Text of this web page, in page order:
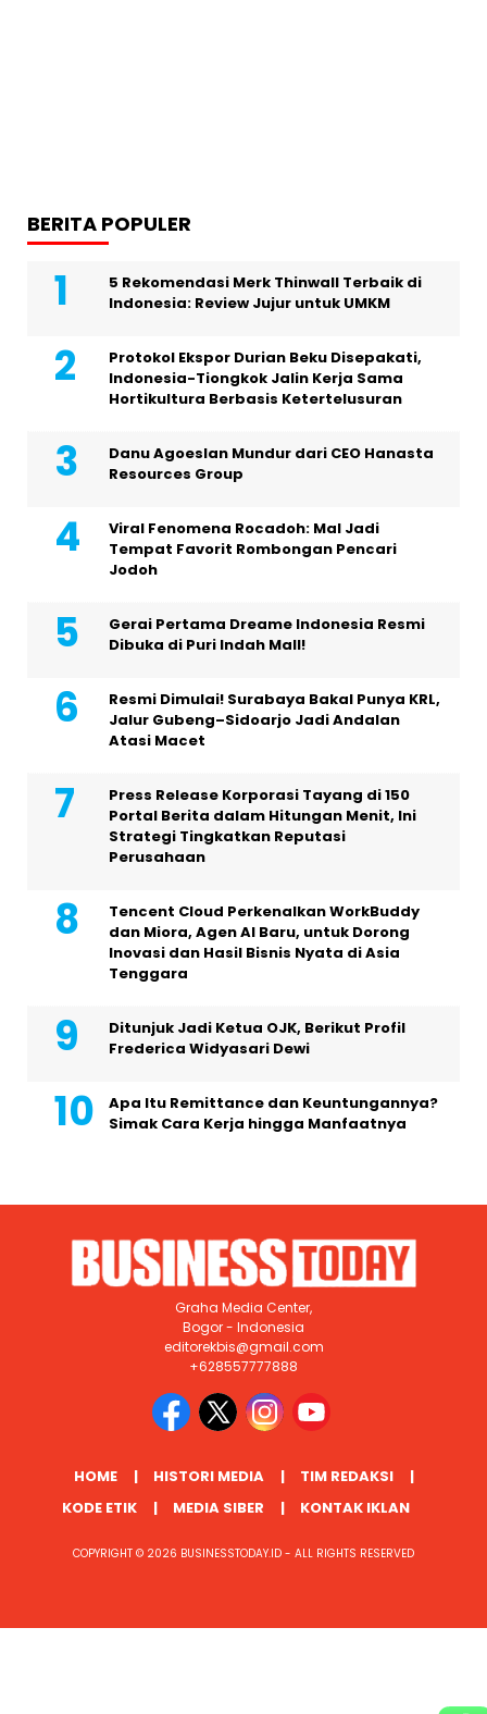
BERITA POPULER
5 Rekomendasi Merk Thinwall Terbaik di
Indonesia: Review Jujur untuk UMKM
Protokol Ekspor Durian Beku Disepakati,
Indonesia-Tiongkok Jalin Kerja Sama
Hortikultura Berbasis Ketertelusuran
Danu Agoeslan Mundur dari CEO Hanasta
Resources Group
Viral Fenomena Rocadoh: Mal Jadi
Tempat Favorit Rombongan Pencari
Jodoh
Gerai Pertama Dreame Indonesia Resmi
Dibuka di Puri Indah Mall!
Resmi Dimulai! Surabaya Bakal Punya KRL,
Jalur Gubeng–Sidoarjo Jadi Andalan
Atasi Macet
Press Release Korporasi Tayang di 150
Portal Berita dalam Hitungan Menit, Ini
Strategi Tingkatkan Reputasi
Perusahaan
Tencent Cloud Perkenalkan WorkBuddy
dan Miora, Agen AI Baru, untuk Dorong
Inovasi dan Hasil Bisnis Nyata di Asia
Tenggara
Ditunjuk Jadi Ketua OJK, Berikut Profil
Frederica Widyasari Dewi
Apa Itu Remittance dan Keuntungannya?
Simak Cara Kerja hingga Manfaatnya
Graha Media Center,
Bogor - Indonesia
editorekbis@gmail.com
+628557777888
HOME HISTORI MEDIA
TIM REDAKSI
KODE ETIK
MEDIA SIBER KONTAK IKLAN
COPYRIGHT © 2026 BUSINESSTODAY.ID - ALL RIGHTS RESERVED